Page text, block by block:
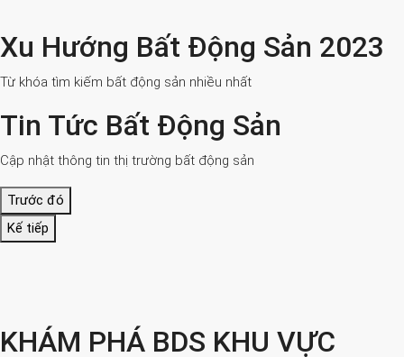
Xu Hướng Bất Động Sản 2023
Từ khóa tìm kiếm bất động sản nhiều nhất
Tin Tức Bất Động Sản
Cập nhật thông tin thị trường bất động sản
Trước đó
Kế tiếp
KHÁM PHÁ BDS KHU VỰC